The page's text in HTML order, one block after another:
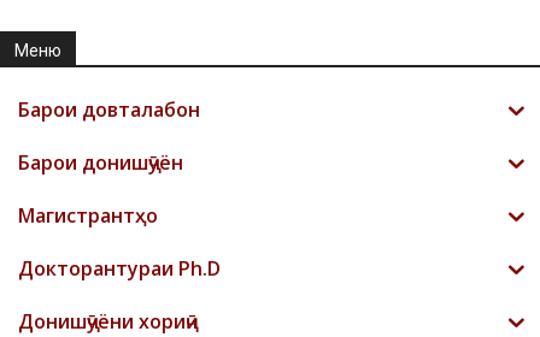
Меню
Барои довталабон
Барои донишҷӯён
Магистрантҳо
Докторантураи Ph.D
Донишҷӯёни хориҷӣ